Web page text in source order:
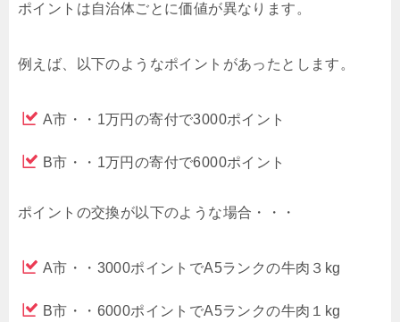
ポイントは自治体ごとに価値が異なります。
例えば、以下のようなポイントがあったとします。
A市・・1万円の寄付で3000ポイント
B市・・1万円の寄付で6000ポイント
ポイントの交換が以下のような場合・・・
A市・・3000ポイントでA5ランクの牛肉３kg
B市・・6000ポイントでA5ランクの牛肉１kg